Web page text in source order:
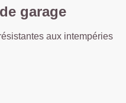
garage
aux intempéries